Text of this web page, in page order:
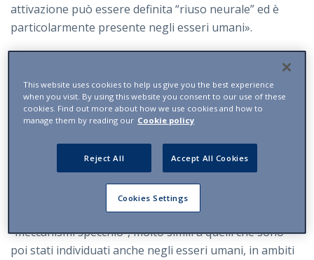
attivazione può essere definita “riuso neurale” ed è
particolarmente presente negli esseri umani».
Come siete arrivati a queste considerazioni?
«Tutto è cominciato quando qui, all’Università di
Parma, abbiamo scoperto che il sistema motorio del
cervello fa molte più cose, che mandare “solo” gli
impulsi ai muscoli. Le prime ricerche sui macachi hanno
mostrato, in particolare, che i neuroni motori non si
attivano soltanto quando questi animali eseguono un
certo movimento, ma anche quando il macaco osserva
qualcun altro che esegue quel movimento. Sono
“meccanismi specchio”, molto simili a quelli che sono
poi stati individuati anche negli esseri umani, in ambiti
This website uses cookies to help us give you the best experience
when you visit. By using this website you consent to our use of these
cookies. Find out more about how we use cookies and how to
manage them by reading our Cookie policy
Reject All Accept All Cookies
Cookies Settings